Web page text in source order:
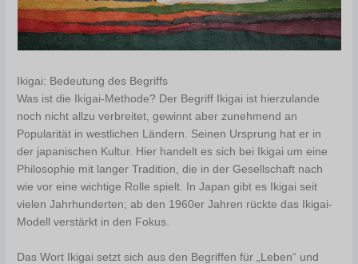
Ikigai: Bedeutung des Begriffs
Was ist die Ikigai-Methode? Der Begriff Ikigai ist hierzulande
noch nicht allzu verbreitet, gewinnt aber zunehmend an
Popularität in westlichen Ländern. Seinen Ursprung hat er in
der japanischen Kultur. Hier handelt es sich bei Ikigai um eine
Philosophie mit langer Tradition, die in der Gesellschaft nach
wie vor eine wichtige Rolle spielt. In Japan gibt es Ikigai seit
vielen Jahrhunderten; ab den 1960er Jahren rückte das Ikigai-
Modell verstärkt in den Fokus.
Das Wort Ikigai setzt sich aus den Begriffen für „Leben“ und